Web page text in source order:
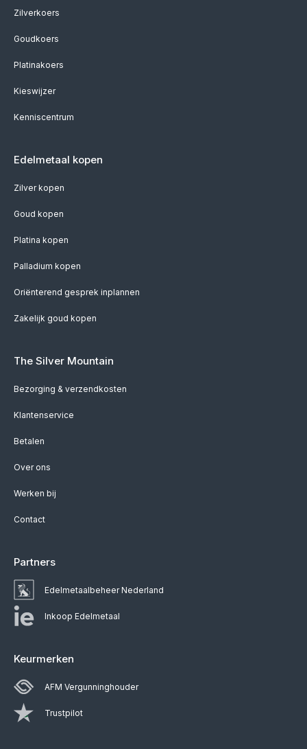
Zilverkoers
Goudkoers
Platinakoers
Kieswijzer
Kenniscentrum
Edelmetaal kopen
Zilver kopen
Goud kopen
Platina kopen
Palladium kopen
Oriënterend gesprek inplannen
Zakelijk goud kopen
The Silver Mountain
Bezorging & verzendkosten
Klantenservice
Betalen
Over ons
Werken bij
Contact
Partners
Edelmetaalbeheer Nederland
Inkoop Edelmetaal
Keurmerken
AFM Vergunninghouder
Trustpilot